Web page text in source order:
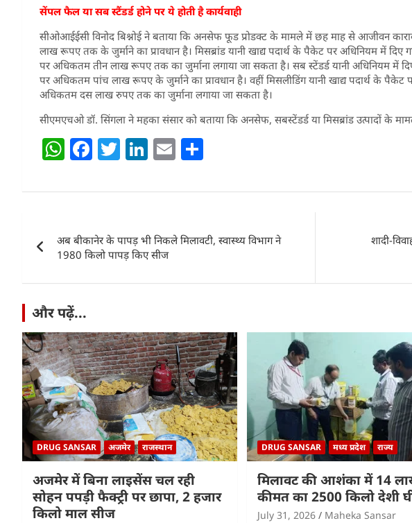
सेंपल फैल या सब स्टैंडर्ड होने पर ये होती है कार्यवाही
सीओआईईसी विनोद बिश्नोई ने बताया कि अनसेफ फूड प्रोडक्ट के मामले में छह माह से आजीवन
लाख रूपए तक के जुर्माने का प्रावधान है। मिसब्रांड यानी खाद्य पदार्थ के पैकेट पर अधिनियम में दिए
पर अधिकतम तीन लाख रूपए तक का जुर्माना लगाया जा सकता है। सब स्टेंडर्ड यानी अधिनियम में
पर अधिकतम पांच लाख रूपए के जुर्माने का प्रावधान है। वहीं मिसलीडिंग यानी खाद्य पदार्थ के पैकेट
अधिकतम दस लाख रुपए तक का जुर्माना लगाया जा सकता है।
सीएमएचओ डॉ. सिंगला ने महका संसार को बताया कि अनसेफ, सबस्टेंडर्ड या मिसब्रांड उत्पादों के मामले
W
at
A
p
p
F
c
b
o
o
T
itt
Li
k
dI
n
E
ai ar
navigation
अब बीकानेर के पापड़ भी निकले मिलावटी, स्वास्थ्य विभाग ने
1980 किलो पापड़ किए सीज
शादी-
और पढ़ें...
DRUG SANSAR अजमेर राजस्थान
अजमेर में बिना लाइसेंस चल रही
सोहन पपड़ी फैक्ट्री पर छापा, 2 हजार
किलो माल सीज
DRUG SANSAR मध्य प्रदेश राज्य
मिलावट की आशंका में 14
कीमत का 2500 किलो देशी
July 31, 2026 Maheka Sansar